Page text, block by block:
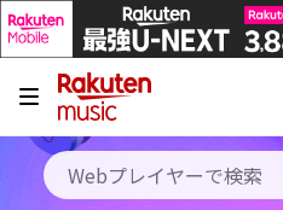
キャンペーン
料金プラン
使い方